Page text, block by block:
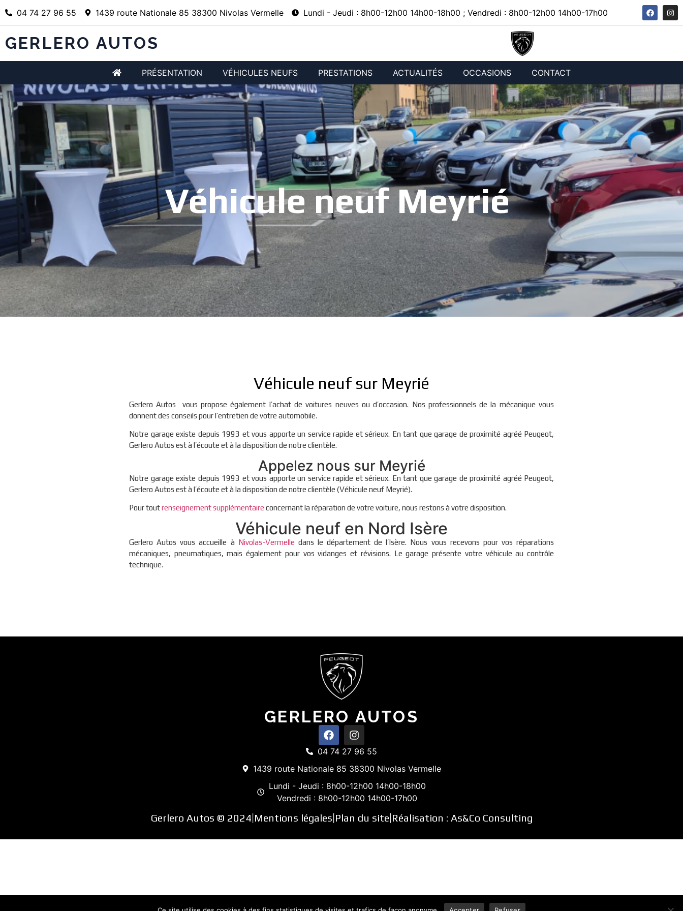
04 74 27 96 55 1439 route Nationale 85 38300 Nivolas Vermelle Lundi - Jeudi : 8h00-12h00 14h00-18h00 ; Vendredi : 8h00-12h00 14h00-17h00
GERLERO AUTOS
PRÉSENTATION VÉHICULES NEUFS PRESTATIONS ACTUALITÉS OCCASIONS CONTACT
Véhicule neuf Meyrié
Véhicule neuf sur Meyrié
Gerlero Autos vous propose également l’achat de voitures neuves ou d’occasion. Nos professionnels de la mécanique vous
donnent des conseils pour l’entretien de votre automobile.
Notre garage existe depuis 1993 et vous apporte un service rapide et sérieux. En tant que garage de proximité agréé Peugeot,
Gerlero Autos est à l’écoute et à la disposition de notre clientèle.
Appelez nous sur Meyrié
Notre garage existe depuis 1993 et vous apporte un service rapide et sérieux. En tant que garage de proximité agréé Peugeot,
Gerlero Autos est à l’écoute et à la disposition de notre clientèle (Véhicule neuf Meyrié).
Pour toutrenseignement supplémentaire concernant la réparation de votre voiture, nous restons à votre disposition.
Véhicule neuf en Nord Isère
Gerlero Autos vous accueille à Nivolas-Vermelle dans le département de l’Isère. Nous vous recevons pour vos réparations
mécaniques, pneumatiques, mais également pour vos vidanges et révisions. Le garage présente votre véhicule au contrôle
technique.
GERLERO AUTOS
04 74 27 96 55
1439 route Nationale 85 38300 Nivolas Vermelle
Lundi - Jeudi : 8h00-12h00 14h00-18h00
Vendredi : 8h00-12h00 14h00-17h00
Gerlero Autos © 2024 Mentions légales Plan du site Réalisation : As&Co Consulting